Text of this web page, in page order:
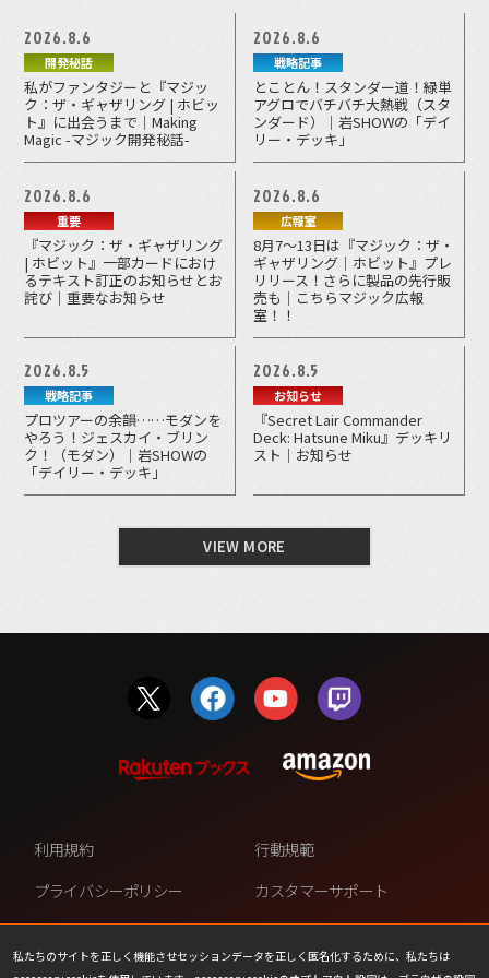
2026.8.6
開発秘話
私がファンタジーと『マジッ
ク：ザ・ギャザリング | ホビッ
ト』に出会うまで｜Making
Magic -マジック開発秘話-
2026.8.6
戦略記事
とことん！スタンダー道！緑単
アグロでバチバチ大熱戦（スタ
ンダード）｜岩SHOWの「デイ
リー・デッキ」
2026.8.6
重要
『マジック：ザ・ギャザリング
| ホビット』一部カードにおけ
るテキスト訂正のお知らせとお
詫び｜重要なお知らせ
2026.8.6
広報室
8月7～13日は『マジック：ザ・
ギャザリング｜ホビット』プレ
リリース！さらに製品の先行販
売も｜こちらマジック広報
室！！
2026.8.5
戦略記事
プロツアーの余韻……モダンを
やろう！ジェスカイ・ブリン
ク！（モダン）｜岩SHOWの
「デイリー・デッキ」
2026.8.5
お知らせ
『Secret Lair Commander
Deck: Hatsune Miku』デッキリ
スト｜お知らせ
VIEW MORE
私たちのサイトを正しく機能させセッションデータを正しく匿名化するために、私たちは
利用規約
行動規範
プライバシーポリシー
カスタマーサポート
ファンコンテンツ・ポリシー
個人情報の販売や共有を許可し
ない